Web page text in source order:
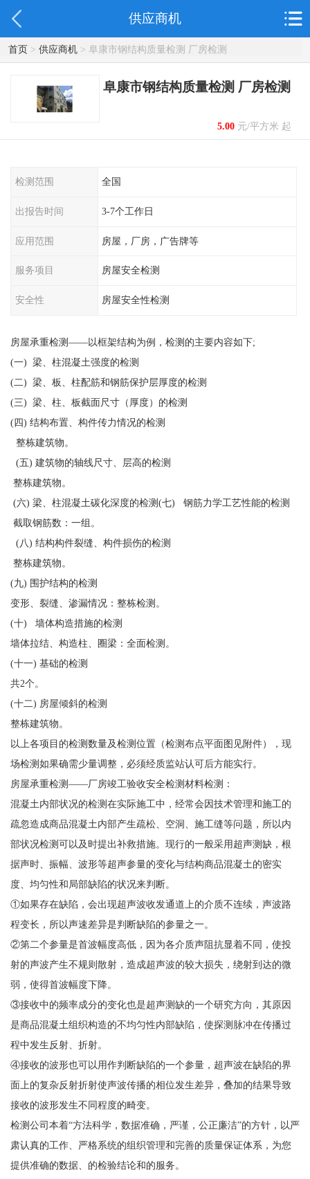
供应商机
首页> 供应商机> 阜康市钢结构质量检测 厂房检测
阜康市钢结构质量检测 厂房检测
5.00元/平方米 起
检测范围 全国
出报告时间 3-7个工作日
应用范围 房屋，厂房，广告牌等
服务项目 房屋安全检测
安全性 房屋安全性检测
房屋承重检测——以框架结构为例，检测的主要内容如下;
(一) 梁、柱混凝土强度的检测
(二) 梁、板、柱配筋和钢筋保护层厚度的检测
(三) 梁、柱、板截面尺寸（厚度）的检测
(四) 结构布置、构件传力情况的检测
整栋建筑物。
(五) 建筑物的轴线尺寸、层高的检测
整栋建筑物。
(六) 梁、柱混凝土碳化深度的检测(七) 钢筋力学工艺性能的检测
截取钢筋数：一组。
(八) 结构构件裂缝、构件损伤的检测
整栋建筑物。
(九) 围护结构的检测
变形、裂缝、渗漏情况：整栋检测。
(十) 墙体构造措施的检测
墙体拉结、构造柱、圈梁：全面检测。
(十一) 基础的检测
共2个。
(十二) 房屋倾斜的检测
整栋建筑物。
以上各项目的检测数量及检测位置（检测布点平面图见附件），现
场检测如果确需少量调整，必须经质监站认可后方能实行。
房屋承重检测——厂房竣工验收安全检测材料检测：
混凝土内部状况的检测在实际施工中，经常会因技术管理和施工的
疏忽造成商品混凝土内部产生疏松、空洞、施工缝等问题，所以内
部状况检测可以及时提出补救措施。现行的一般采用超声测缺，根
据声时、振幅、波形等超声参量的变化与结构商品混凝土的密实
度、均匀性和局部缺陷的状况来判断。
①如果存在缺陷，会出现超声波收发通道上的介质不连续，声波路
程变长，所以声速差异是判断缺陷的参量之一。
②第二个参量是首波幅度高低，因为各介质声阻抗显着不同，使投
射的声波产生不规则散射，造成超声波的较大损失，绕射到达的微
弱，使得首波幅度下降。
③接收中的频率成分的变化也是超声测缺的一个研究方向，其原因
是商品混凝土组织构造的不均匀性内部缺陷，使探测脉冲在传播过
程中发生反射、折射。
④接收的波形也可以用作判断缺陷的一个参量，超声波在缺陷的界
面上的复杂反射折射使声波传播的相位发生差异，叠加的结果导致
接收的波形发生不同程度的畸变。
检测公司本着“方法科学，数据准确，严谨，公正廉洁”的方针，以严
肃认真的工作、严格系统的组织管理和完善的质量保证体系，为您
提供准确的数据、的检验结论和的服务。